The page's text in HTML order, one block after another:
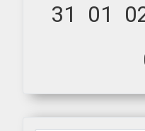
31
01